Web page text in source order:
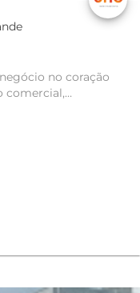
Grande
no coração
comercial,